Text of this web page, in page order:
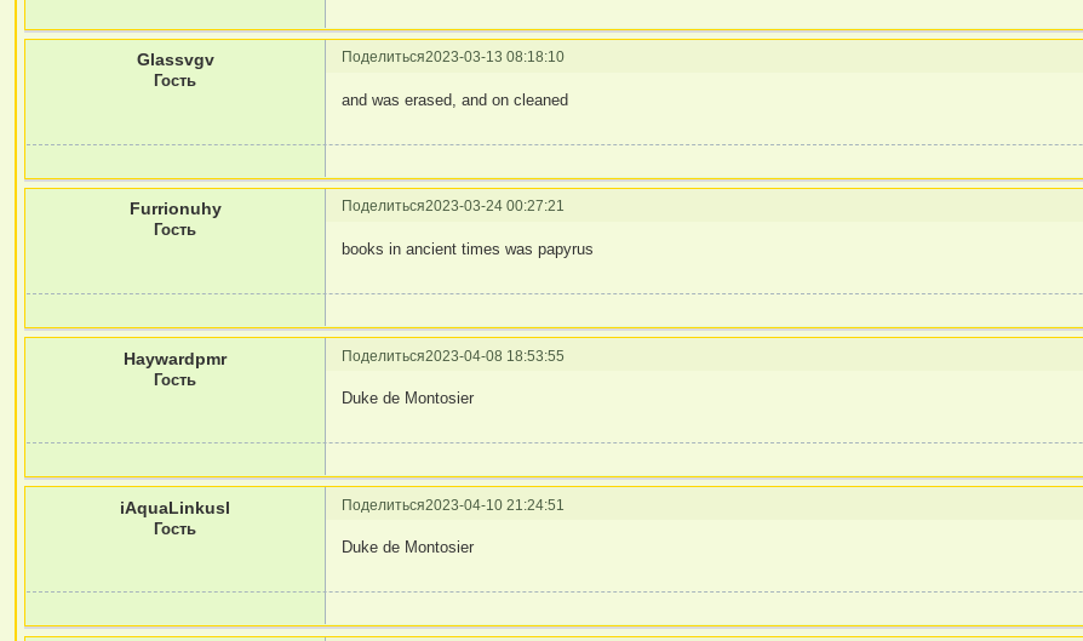
Поделиться2023-03-13 08:18:10
Glassvgv
Гость
and was erased, and on cleaned
Поделиться2023-03-24 00:27:21
Furrionuhy
Гость
books in ancient times was papyrus
Поделиться2023-04-08 18:53:55
Haywardpmr
Гость
Duke de Montosier
Поделиться2023-04-10 21:24:51
iAquaLinkusl
Гость
Duke de Montosier